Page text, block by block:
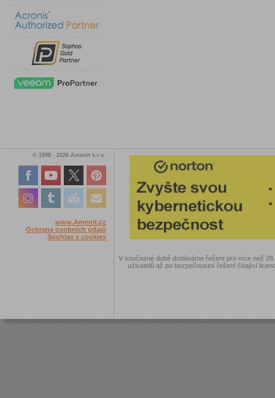
© 1998 - 2026 Amenit s.r.o.
www.Amenit.cz
Ochrana osobních údajů
Souhlas s cookies
V současné době dodáváme řešení pro více než
uživatelů až po bezpečnostní řešení čítající